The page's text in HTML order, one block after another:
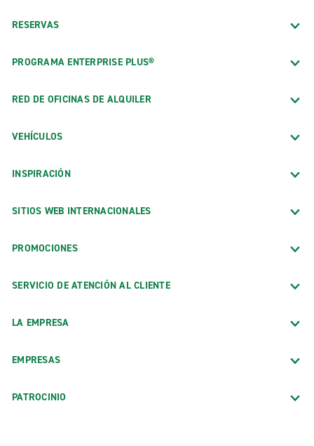
RESERVAS
PROGRAMA ENTERPRISE PLUS®
RED DE OFICINAS DE ALQUILER
VEHÍCULOS
INSPIRACIÓN
SITIOS WEB INTERNACIONALES
PROMOCIONES
SERVICIO DE ATENCIÓN AL CLIENTE
LA EMPRESA
EMPRESAS
PATROCINIO